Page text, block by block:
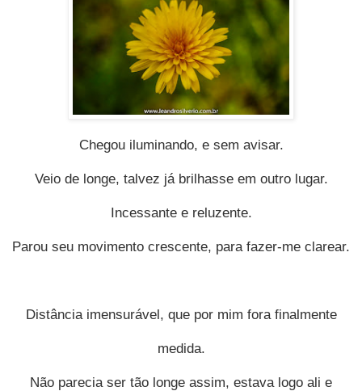
Chegou iluminando, e sem avisar.
Veio de longe, talvez já brilhasse em outro lugar.
Incessante e reluzente.
Parou seu movimento crescente, para fazer-me clarear.
Distância imensurável, que por mim fora finalmente
medida.
Não parecia ser tão longe assim, estava logo ali e